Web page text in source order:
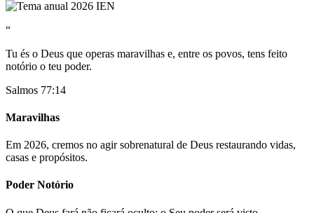
“
Tu és o Deus que operas maravilhas e, entre os povos, tens feito
notório o teu poder.
Salmos 77:14
Maravilhas
Em 2026, cremos no agir sobrenatural de Deus restaurando vidas,
casas e propósitos.
Poder Notório